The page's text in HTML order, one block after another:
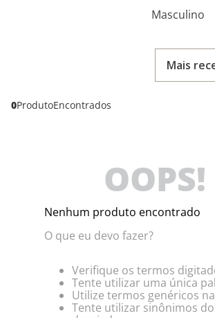
Masculino
Mais
0Produto
OOPS!
Nenhum produto encontrado
O que eu devo fazer?
Verifique os termos
Tente utilizar uma única
Utilize termos genéricos
Tente utilizar sinônimos